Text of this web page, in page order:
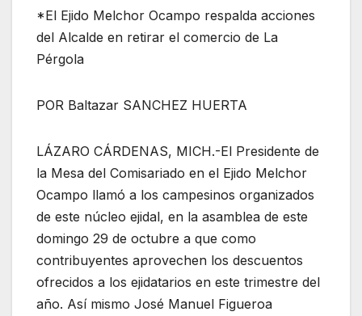
*El Ejido Melchor Ocampo respalda acciones
del Alcalde en retirar el comercio de La
Pérgola
POR Baltazar SANCHEZ HUERTA
LÁZARO CÁRDENAS, MICH.-El Presidente de
la Mesa del Comisariado en el Ejido Melchor
Ocampo llamó a los campesinos organizados
de este núcleo ejidal, en la asamblea de este
domingo 29 de octubre a que como
contribuyentes aprovechen los descuentos
ofrecidos a los ejidatarios en este trimestre del
año. Así mismo José Manuel Figueroa